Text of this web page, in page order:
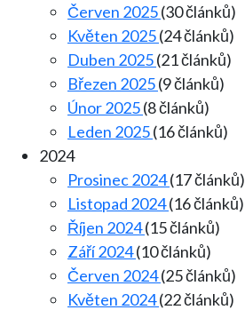
Červen 2025(30 článků)
Květen 2025(24 článků)
Duben 2025(21 článků)
Březen 2025(9 článků)
Únor 2025(8 článků)
Leden 2025(16 článků)
2024
Prosinec 2024(17 článků)
Listopad 2024(16 článků)
Říjen 2024(15 článků)
Září 2024(10 článků)
Červen 2024(25 článků)
Květen 2024(22 článků)